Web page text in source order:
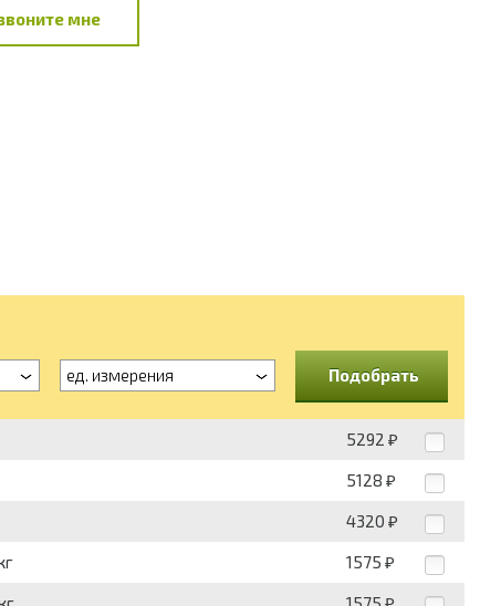
мне
ед. измерения Подобрать
5292 ₽
5128 ₽
4320 ₽
1575 ₽
₽